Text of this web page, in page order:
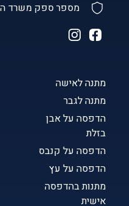
מתנה לאישה
מתנה לגבר
הדפסה על אבן
בזלת
הדפסה על קנבס
הדפסה על עץ
מתנות בהדפסה
אישית
מספר ספק משרד הביטחון: